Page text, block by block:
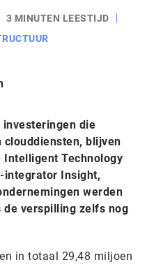
3 MINUTEN LEESTIJD
investeringen die
clouddiensten, blijven
Technology
integrator Insight,
werden
verspilling zelfs nog
in totaal 29,48 miljoen